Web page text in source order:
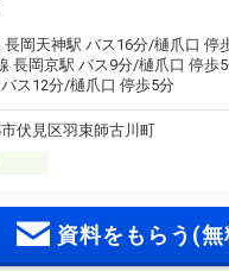
長岡天神駅 バス16分/樋爪口 停
長岡京駅 バス9分/樋爪口 停歩
ス12分/樋爪口 停歩5分
伏見区羽束師古川町
資料をもらう(無